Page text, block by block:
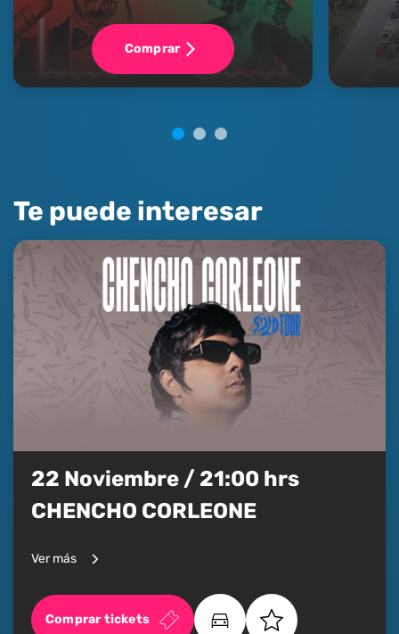
Comprar
Te puede interesar
22 Noviembre / 21:00 hrs
CHENCHO CORLEONE
Ver más
Comprar tickets